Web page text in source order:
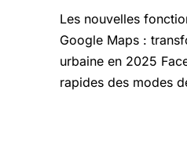
Les nouvelles
Google Maps :
urbaine en 2025
rapides des modes